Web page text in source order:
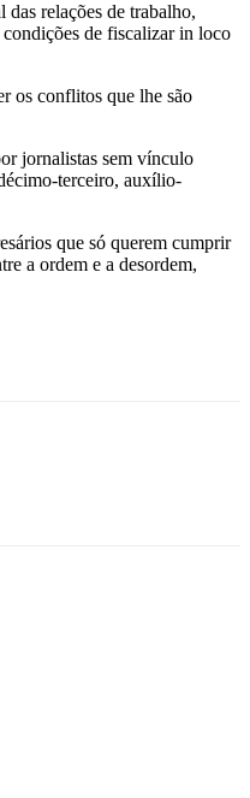
relações de trabalho,
de fiscalizar in loco
os conflitos que lhe são
jornalistas sem vínculo
terceiro, auxílio-
que só querem cumprir
a ordem e a desordem,